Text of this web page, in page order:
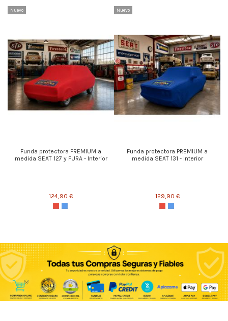
Nuevo
Funda protectora PREMIUM a
medida SEAT 127 y FURA - Interior
124,90 €
Nuevo
Funda protectora PREMIUM a
medida SEAT 131 - Interior
129,90 €